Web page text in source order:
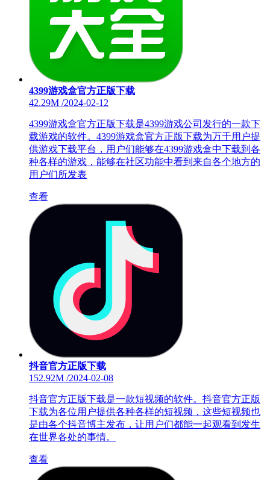
4399游戏盒官方正版下载
42.29M /2024-02-12
4399游戏盒官方正版下载是4399游戏公司发行的一款下
载游戏的软件。4399游戏盒官方正版下载为万千用户提
供游戏下载平台，用户们能够在4399游戏盒中下载到各
种各样的游戏，能够在社区功能中看到来自各个地方的
用户们所发表
查看
抖音官方正版下载
152.92M /2024-02-08
抖音官方正版下载是一款短视频的软件。抖音官方正版
下载为各位用户提供各种各样的短视频，这些短视频也
是由各个抖音博主发布，让用户们都能一起观看到发生
在世界各处的事情。
查看